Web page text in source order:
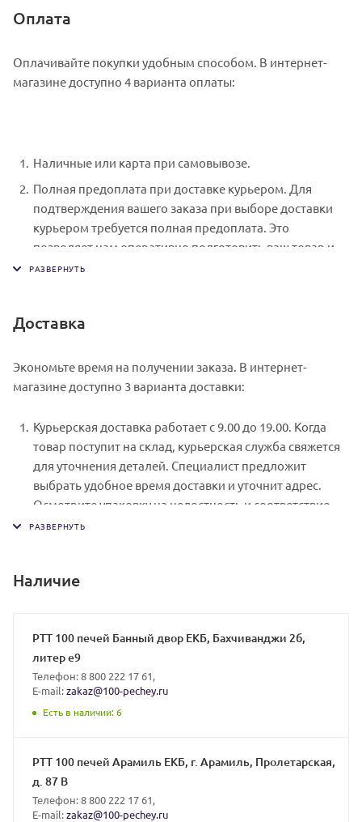
Оплата
Оплачивайте покупки удобным способом. В интернет-
магазине доступно 4 варианта оплаты:
Наличные или карта при самовывозе.
Полная предоплата при доставке курьером. Для
подтверждения вашего заказа при выборе доставки
курьером требуется полная предоплата. Это
позволяет нам оперативно подготовить ваш товар и
обеспечить его своевременную доставку. Специалист
документы, получаете товар и чек.
в интернет-магазине: карты Visa и MasterCard. Чтобы
оплатить покупку, система перенаправит вас на
карты, срок действия и имя держателя.
Электронные системы при онлайн-заказе: PayPal,
WebMoney и Яндекс.Деньги. Для совершения покупки
система перенаправит вас на страницу платежного
инструкции.
Доставка
Экономьте время на получении заказа. В интернет-
магазине доступно 3 варианта доставки:
Курьерская доставка работает с 9.00 до 19.00. Когда
товар поступит на склад, курьерская служба свяжется
для уточнения деталей. Специалист предложит
выбрать удобное время доставки и уточнит адрес.
Осмотрите упаковку на целостность и соответствие
указанной комплектации.
склад, вам придет уведомление. Для получения заказа
Доставка с помощью транспортной компании.
Менеджеры нашего интернет-магазина подберут для
вас приемлимые тарифы на доставку интересующих
вас товаров как до терминала в вашем родном городе,
специалистам нашей компании.
Наличие
РТТ 100 печей Банный двор ЕКБ, Бахчиванджи 2б,
литер е9
Телефон: 8 800 222 17 61,
E-mail:zakaz@100-pechey.ru
Есть в наличии: 6
РТТ 100 печей Арамиль ЕКБ, г. Арамиль, Пролетарская,
д. 87 В
Телефон: 8 800 222 17 61,
E-mail:zakaz@100-pechey.ru